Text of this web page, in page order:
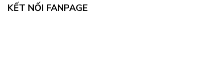
KẾT NỐI FANPAGE